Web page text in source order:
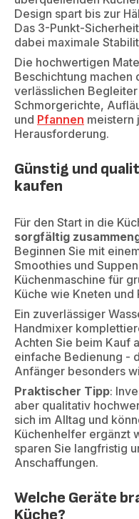
Design spart bis zur
Das 3-Punkt-
dabei maximale
Die hochwertigen
Beschichtung machen
verlässlichen
Schmorgerichte,
und Pfannen meistern
Herausforderung.
Günstig und
kaufen
Für den Start in die
sorgfältig
Beginnen Sie mit
Smoothies und
Küchenmaschine für
Küche wie Kneten und
Ein zuverlässiger
Handmixer
Achten Sie beim Kauf
einfache Bedienung -
Anfänger besonders
Praktischer Tipp:
aber qualitativ
sich im Alltag und
Küchenhelfer ergänzt
sparen Sie langfristig
Anschaffungen.
Welche Geräte
Küche?